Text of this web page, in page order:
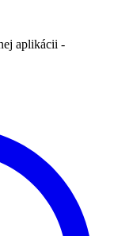
aplikácii -